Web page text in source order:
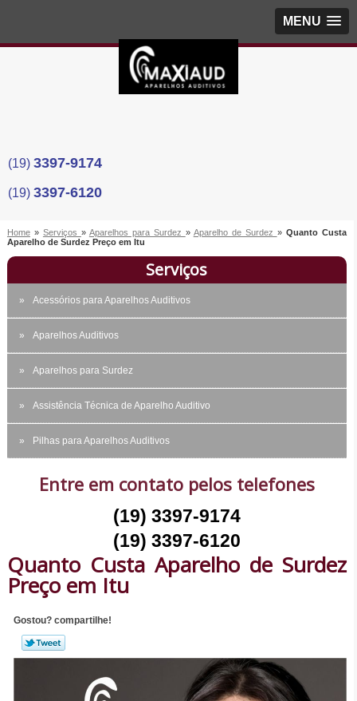
MENU
(19) 3397-9174
(19) 3397-6120
Home » Serviços » Aparelhos para Surdez » Aparelho de Surdez » Quanto Custa
Aparelho de Surdez Preço em Itu
Serviços
Acessórios para Aparelhos Auditivos
Aparelhos Auditivos
Aparelhos para Surdez
Assistência Técnica de Aparelho Auditivo
Pilhas para Aparelhos Auditivos
Entre em contato pelos telefones
(19) 3397-9174
(19) 3397-6120
Quanto Custa Aparelho de Surdez
Preço em Itu
Gostou? compartilhe!